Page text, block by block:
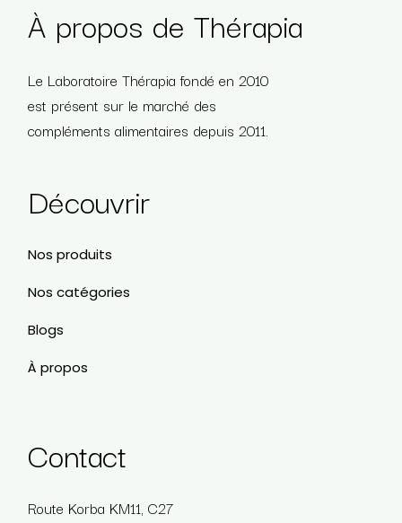
À propos de Thérapia
Le Laboratoire Thérapia fondé en 2010
est présent sur le marché des
compléments alimentaires depuis 2011.
Découvrir
Nos produits
Nos catégories
Blogs
À propos
Contact
Route Korba KM11, C27